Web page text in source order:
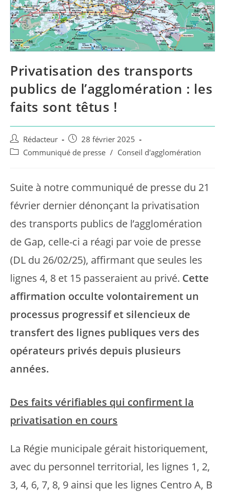
Privatisation des transports
publics de l’agglomération : les
faits sont têtus !
Auteur/autrice
de
Rédacteur
Publication
publiée :
28 février 2025
Post Communiqué de presse / Conseil d'agglomération
Suite à notre communiqué de presse du 21
février dernier dénonçant la privatisation
des transports publics de l’agglomération
de Gap, celle-ci a réagi par voie de presse
(DL du 26/02/25), affirmant que seules les
lignes 4, 8 et 15 passeraient au privé. Cette
affirmation occulte volontairement un
processus progressif et silencieux de
transfert des lignes publiques vers des
opérateurs privés depuis plusieurs
années.
Des faits vérifiables qui confirment la
privatisation en cours
La Régie municipale gérait historiquement,
avec du personnel territorial, les lignes 1, 2,
3, 4, 6, 7, 8, 9 ainsi que les lignes Centro A, B